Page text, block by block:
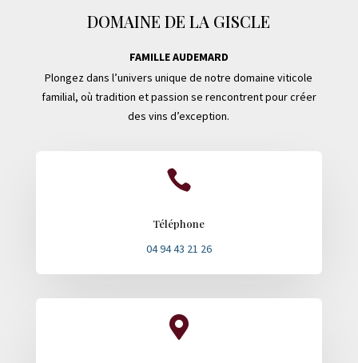
DOMAINE DE LA GISCLE
FAMILLE AUDEMARD
Plongez dans l’univers unique de notre domaine viticole
familial, où tradition et passion se rencontrent pour créer
des vins d’exception.

Téléphone
04 94 43 21 26
